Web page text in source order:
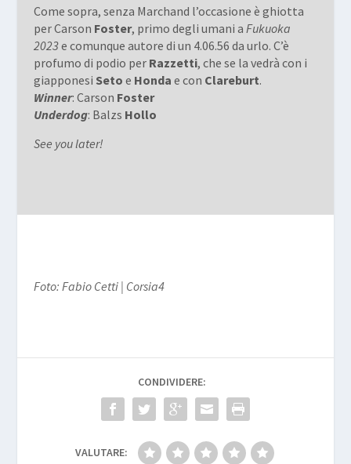
Come sopra, senza Marchand l’occasione è ghiotta
per Carson Foster, primo degli umani a Fukuoka
2023e comunque autore di un 4.06.56 da urlo. C’è
profumo di podio per Razzetti, che se la vedrà con i
giapponesi Seto e Honda e con Clareburt.
Winner: Carson Foster
Underdog: Balzs Hollo
See you later!
Foto: Fabio Cetti | Corsia4
CONDIVIDERE:
VALUTARE: